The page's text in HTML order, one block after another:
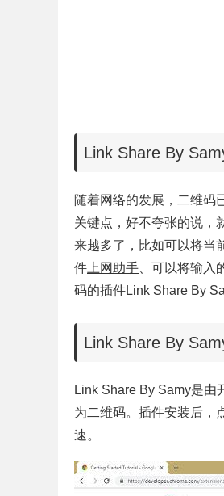
Link Share By
随着网络的发展，二维码
关键点，好不夸张的说，
来越多了，比如可以将当
件 上网助手 、可以将输
码的插件Link Share By
Link Share By
Link Share By Samy是由
为二维码。插件安装后，
速。